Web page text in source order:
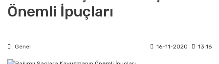
Önemli İpuçları
Genel 16-11-2020 13:16